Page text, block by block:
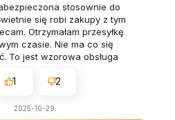
stosownie do
się robi zakupy z tym
Otrzymałam przesyłkę
czasie. Nie ma co się
To jest wzorowa obsługa
1 2
2025-10-29